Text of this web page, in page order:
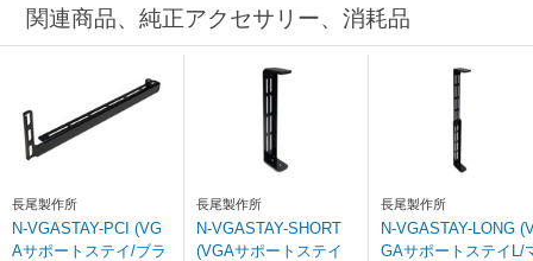
関連商品、純正アクセサリー、消耗品
長尾製作所
N-VGASTAY-PCI (VG
Aサポートステイ/ブラ
長尾製作所
N-VGASTAY-SHORT
(VGAサポートステイ
長尾製作所
N-VGASTAY-LONG
GAサポートステイL/